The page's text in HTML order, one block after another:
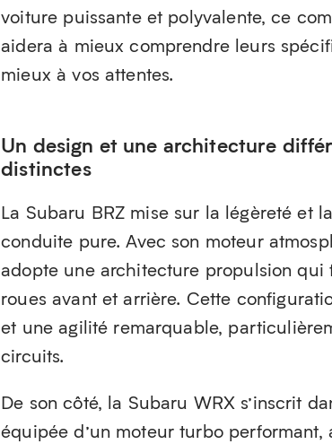
voiture puissante et polyvalente, ce
aidera à mieux comprendre leurs
mieux à vos attentes.
Un design et une architecture
distinctes
La Subaru BRZ mise sur la légèreté et
conduite pure. Avec son moteur
adopte une architecture propulsion
roues avant et arrière. Cette
et une agilité remarquable,
circuits.
De son côté, la Subaru WRX s’inscrit
équipée d’un moteur turbo